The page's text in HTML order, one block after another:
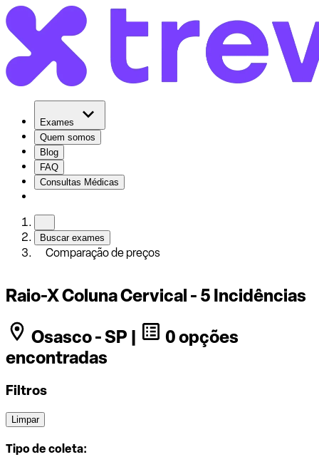
Exames
Quem somos
Blog
FAQ
Consultas Médicas
Buscar exames
Comparação de preços
Raio-X Coluna Cervical - 5 Incidências
Osasco - SP |
0 opções
encontradas
Filtros
Limpar
Tipo de coleta: